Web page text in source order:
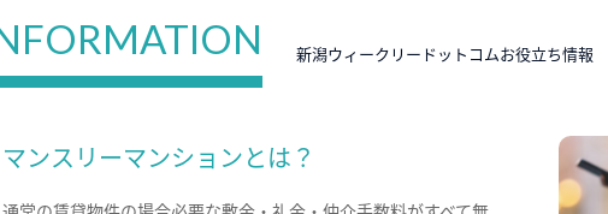
新潟ウィークリードットコムお役立ち情報
マンスリーマンションとは？